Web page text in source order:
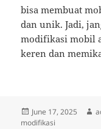
bisa membuat
dan unik. Jadi,
modifikasi mobil
keren dan
Posted
on
June 17, 2025
modifikasi